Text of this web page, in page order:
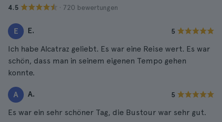
4.5 · 720 bewertungen
E E. 5
Ich habe Alcatraz geliebt. Es war eine Reise wert. Es war
schön, dass man in seinem eigenen Tempo gehen
konnte.
A A. 5
Es war ein sehr schöner Tag, die Bustour war sehr gut.